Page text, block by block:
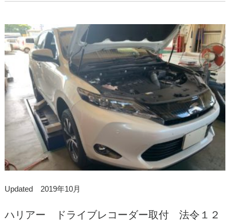
Updated 2019年10月
ハリアー ドライブレコーダー取付 法令１２